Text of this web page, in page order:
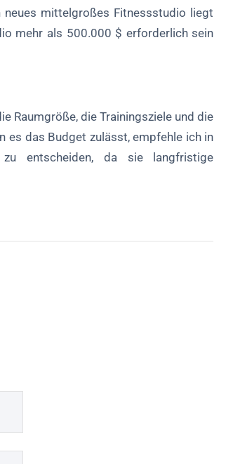
mittelgroßes Fitnessstudio liegt
mehr als 500.000 $ erforderlich sein
Raumgröße, die Trainingsziele und die
es das Budget zulässt, empfehle ich in
entscheiden, da sie langfristige